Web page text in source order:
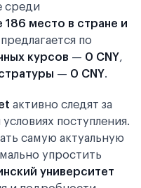
среди
место в стране и
по
курсов — 0 CNY,
— 0 CNY.
активно следят за
поступления.
самую актуальную
упростить
университет